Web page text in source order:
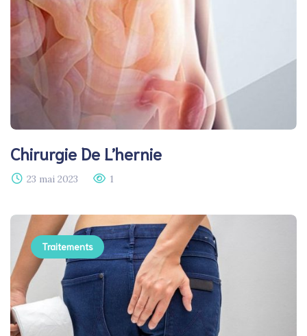
Chirurgie De L’hernie​
23 mai 2023 1
Traitements